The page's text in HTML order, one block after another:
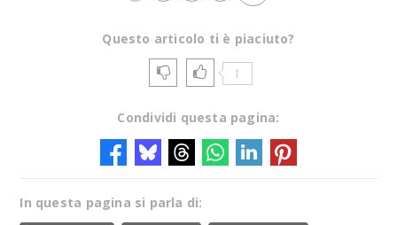
Questo articolo ti è piaciuto?
1
Condividi questa pagina:
In questa pagina si parla di: